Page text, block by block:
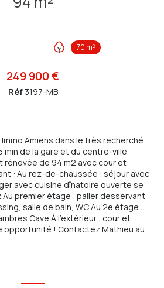
70 m²
249 900 €
Réf 3197-MB
Amiens dans le très recherché
min de la gare et du centre-ville
rénovée de 94 m2 avec cour et
: Au rez-de-chaussée : séjour avec
avec cuisine dînatoire ouverte se
premier étage : palier desservant
salle de bain, WC Au 2e étage :
Cave À l'extérieur : cour et
opportunité ! Contactez Mathieu au